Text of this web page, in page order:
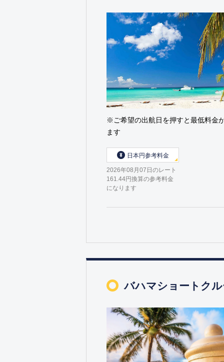
※ご希望の出航日を押すと最低料金
ます
日本円参考料金
2026年08月07日のレート
161.44円換算の参考料金
になります
バハマショートク